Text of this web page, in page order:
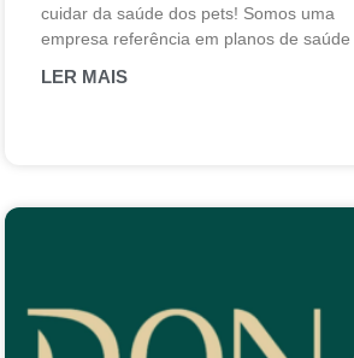
cuidar da saúde dos pets! Somos uma
empresa referência em planos de saúde
LER MAIS